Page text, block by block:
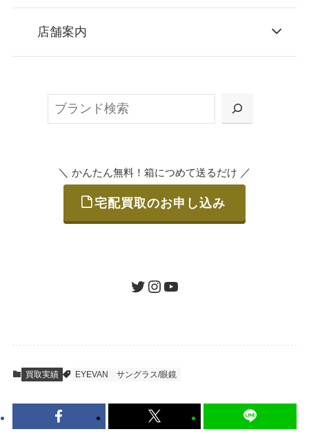
お申込み
または梱包材不要の「集荷申込」からお選び
ご発送
査定結果のご承認 / 入金
到着即日に査定いたします。買取金額にご納
得いただければ、最短即日の入金が可能で
店舗案内
＼ かんたん無料！箱につめて送るだけ ／
宅配買取のお申し込み
ツイッターインスタグラムユーチューブ
買取実績 EYEVAN サングラス/眼鏡